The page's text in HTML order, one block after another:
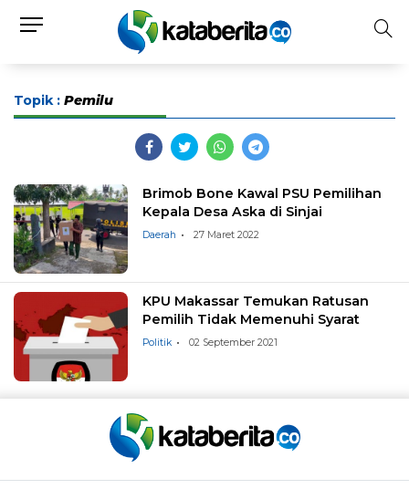
Topik : Pemilu
Brimob Bone Kawal PSU Pemilihan
Kepala Desa Aska di Sinjai
Daerah 27 Maret 2022
KPU Makassar Temukan Ratusan
Pemilih Tidak Memenuhi Syarat
Politik 02 September 2021